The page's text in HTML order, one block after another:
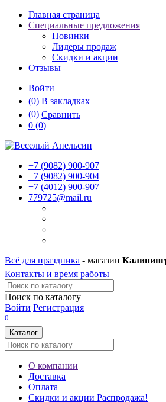
Главная страница
Специальные предложения
Новинки
Лидеры продаж
Скидки и акции
Отзывы
Войти
(0) В закладках
(0) Сравнить
0 (0)
+7 (9082) 900-907
+7 (9082) 900-904
+7 (4012) 900-907
779725@mail.ru
Всё для праздника - магазин
Контакты и время работы
Поиск по каталогу
Войти Регистрация
0
Каталог
О компании
Доставка
Оплата
Скидки и акции Распродажа!